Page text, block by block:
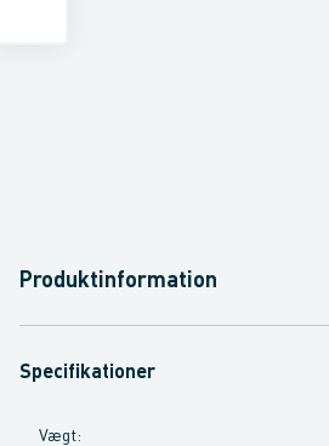
Produktinformation
Specifikationer
Vægt: